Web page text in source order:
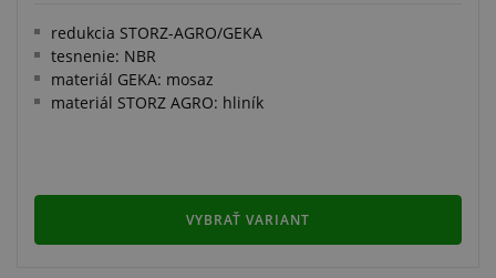
redukcia STORZ-AGRO/GEKA
tesnenie: NBR
materiál GEKA: mosaz
materiál STORZ AGRO: hliník
VYBRAŤ VARIANT